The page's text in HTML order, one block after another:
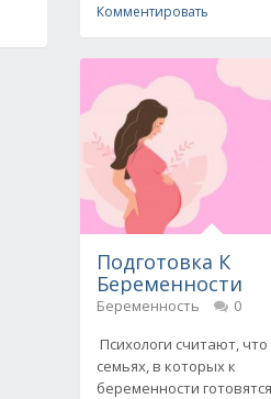
Комментировать
Подготовка К
Беременности
Беременность
0
Психологи считают, что
семьях, в которых к
беременности